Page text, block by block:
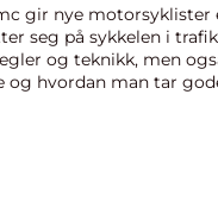
gir nye motorsyklister
seg på sykkelen i
og teknikk, men
og hvordan man tar